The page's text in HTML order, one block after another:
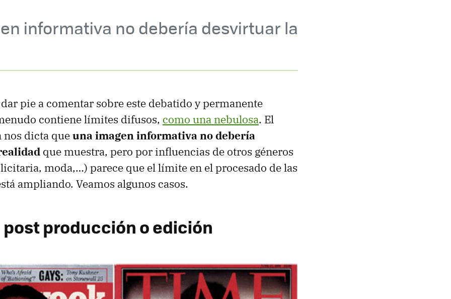
informativa no debería desvirtuar la
pie a comentar sobre este debatido y permanente
contiene límites difusos, como una nebulosa. El
dicta queuna imagen informativa no debería
que muestra, pero por influencias de otros géneros
moda,…) parece que el límite en el procesado de las
ampliando. Veamos algunos casos.
post producción o edición